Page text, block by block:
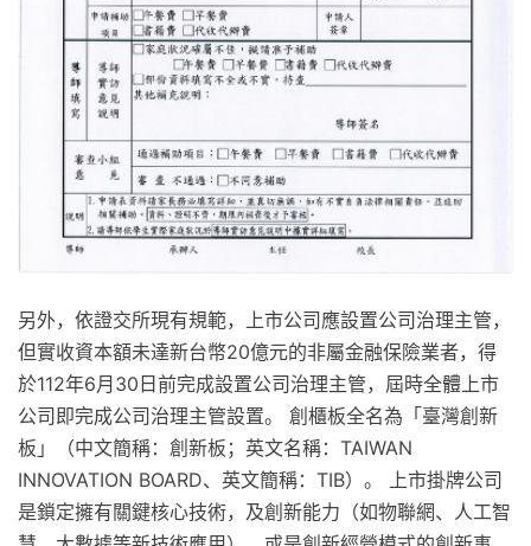
另外，依證交所現有規範，上市公司應設置公司治理主管，
但實收資本額未達新台幣20億元的非屬金融保險業者，得
於112年6月30日前完成設置公司治理主管，屆時全體上市
公司即完成公司治理主管設置。 創櫃板全名為「臺灣創新
板」（中文簡稱：創新板；英文名稱：TAIWAN
INNOVATION BOARD、英文簡稱：TIB）。 上市掛牌公司
是鎖定擁有關鍵核心技術，及創新能力（如物聯網、人工智